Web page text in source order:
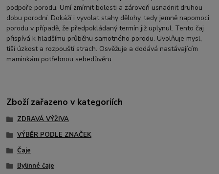
podpoře porodu. Umí zmírnit bolesti a zároveň usnadnit druhou
dobu porodní. Dokáží i vyvolat stahy dělohy, tedy jemně napomoci
porodu v případě, že předpokládaný termín již uplynul. Tento čaj
přispívá k hladšímu průběhu samotného porodu. Uvolňuje mysl,
tiší úzkost a rozpouští strach. Osvěžuje a dodává nastávajícím
maminkám potřebnou sebedůvěru.
Zboží zařazeno v kategoriích
ZDRAVÁ VÝŽIVA
VÝBĚR PODLE ZNAČEK
Čaje
Bylinné čaje